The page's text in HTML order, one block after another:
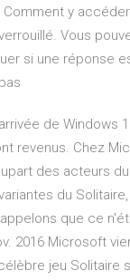
y accéder
Vous
si une réponse
de Windows
revenus. Chez
des acteurs
du
que ce
2016 Microsoft
jeu Solitaire